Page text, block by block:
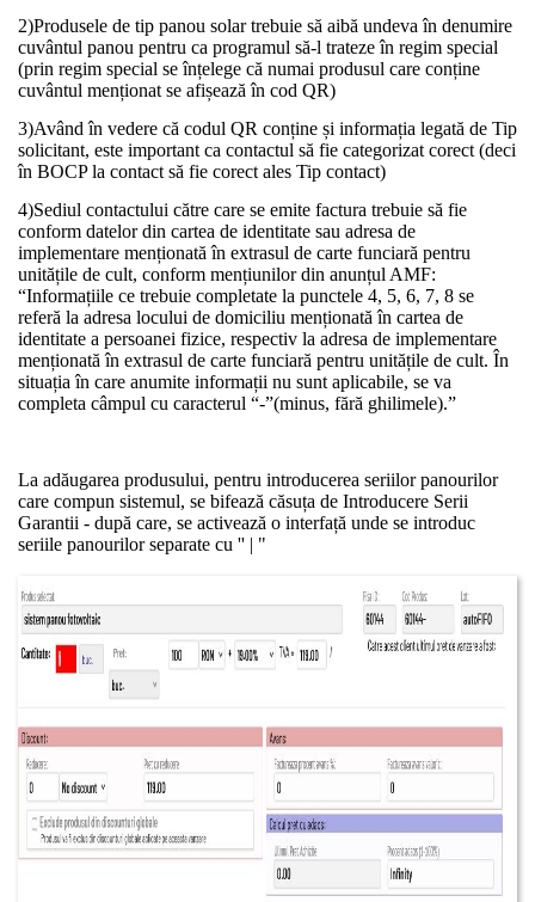
2)Produsele de tip panou solar trebuie să aibă undeva în denumire
cuvântul panou pentru ca programul să-l trateze în regim special
(prin regim special se înțelege că numai produsul care conține
cuvântul menționat se afișează în cod QR)
3)Având în vedere că codul QR conține și informația legată de Tip
solicitant, este important ca contactul să fie categorizat corect (deci
în BOCP la contact să fie corect ales Tip contact)
4)Sediul contactului către care se emite factura trebuie să fie
conform datelor din cartea de identitate sau adresa de
implementare menționată în extrasul de carte funciară pentru
unitățile de cult, conform mențiunilor din anunțul AMF:
“Informațiile ce trebuie completate la punctele 4, 5, 6, 7, 8 se
referă la adresa locului de domiciliu menționată în cartea de
identitate a persoanei fizice, respectiv la adresa de implementare
menționată în extrasul de carte funciară pentru unitățile de cult. În
situația în care anumite informații nu sunt aplicabile, se va
completa câmpul cu caracterul “-”(minus, fără ghilimele).”
La adăugarea produsului, pentru introducerea seriilor panourilor
care compun sistemul, se bifează căsuța de Introducere Serii
Garantii - după care, se activează o interfață unde se introduc
seriile panourilor separate cu '' | "